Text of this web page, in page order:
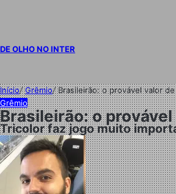
DE OLHO NO INTER
Início/Grêmio/Brasileirão: o provável valor
Grêmio
Brasileirão: o
Tricolor faz jogo muito